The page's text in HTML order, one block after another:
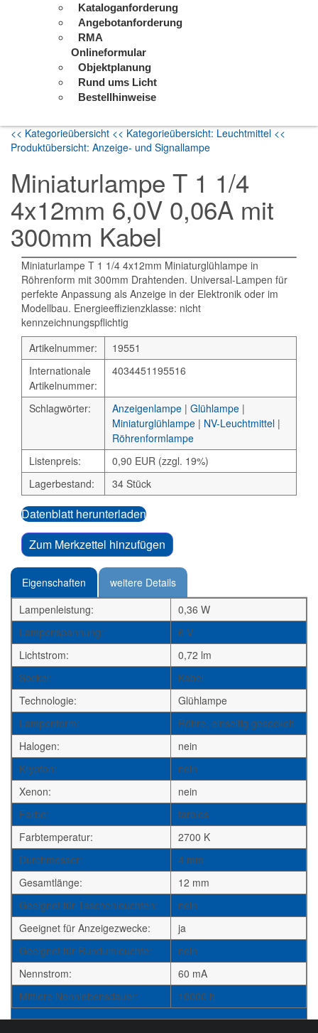
Kataloganforderung
Angebotanforderung
RMA
Onlineformular
Objektplanung
Rund ums Licht
Bestellhinweise
<< Kategorieübersicht << Kategorieübersicht: Leuchtmittel <<
Produktübersicht: Anzeige- und Signallampe
Miniaturlampe T 1 1/4
4x12mm 6,0V 0,06A mit
300mm Kabel
Miniaturlampe T 1 1/4 4x12mm Miniaturglühlampe in
Röhrenform mit 300mm Drahtenden. Universal-Lampen für
perfekte Anpassung als Anzeige in der Elektronik oder im
Modellbau. Energieeffizienzklasse: nicht
kennzeichnungspflichtig
Artikelnummer:
19551
Internationale
Artikelnummer:
4034451195516
Schlagwörter: Anzeigenlampe | Glühlampe |
Miniaturglühlampe | NV-Leuchtmittel |
Röhrenformlampe
Listenpreis:
0,90 EUR (zzgl. 19%)
Lagerbestand:
34 Stück
Datenblatt herunterladen
Zum Merkzettel hinzufügen
Eigenschaften
weitere Details
Lampenleistung:
0,36 W
Lampenspannung:
6 V
Lichtstrom:
0,72 lm
Sockel:
Kabel
Technologie:
Glühlampe
Lampenform:
Röhre, einseitig gesockelt
Halogen:
nein
Krypton:
nein
Xenon:
nein
Farbe:
farblos
Farbtemperatur:
2700 K
Durchmesser:
4 mm
Gesamtlänge:
12 mm
Geeignet für Taschenleuchten:
nein
Geeignet für Anzeigezwecke:
ja
Geeignet für Rundumleuchte:
nein
Nennstrom:
60 mA
Mittlere Nennlebensdauer:
10000 h